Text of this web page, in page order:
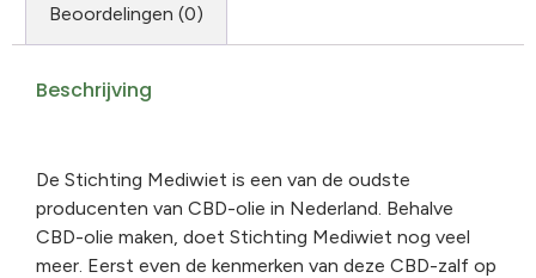
Beoordelingen (0)
Beschrijving
De Stichting Mediwiet is een van de oudste
producenten van CBD-olie in Nederland. Behalve
CBD-olie maken, doet Stichting Mediwiet nog veel
meer. Eerst even de kenmerken van deze CBD-zalf op